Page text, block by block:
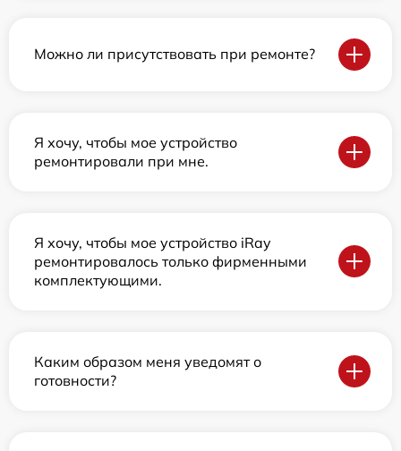
Можно ли присутствовать при ремонте?
Я хочу, чтобы мое устройство
ремонтировали при мне.
Я хочу, чтобы мое устройство iRay
ремонтировалось только фирменными
комплектующими.
Каким образом меня уведомят о
готовности?